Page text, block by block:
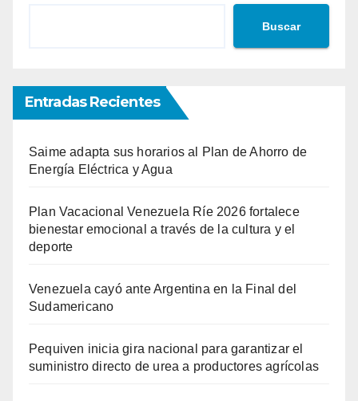
Buscar
Entradas Recientes
Saime adapta sus horarios al Plan de Ahorro de
Energía Eléctrica y Agua
Plan Vacacional Venezuela Ríe 2026 fortalece
bienestar emocional a través de la cultura y el
deporte
Venezuela cayó ante Argentina en la Final del
Sudamericano
Pequiven inicia gira nacional para garantizar el
suministro directo de urea a productores agrícolas